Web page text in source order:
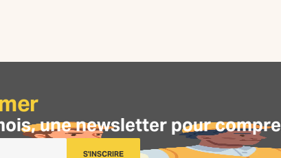
unenewsletter pour
S'INSCRIRE